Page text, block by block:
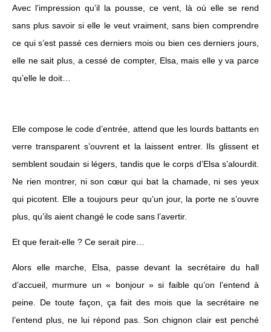
Avec l’impression qu’il la pousse, ce vent, là où elle se rend
sans plus savoir si elle le veut vraiment, sans bien comprendre
ce qui s’est passé ces derniers mois ou bien ces derniers jours,
elle ne sait plus, a cessé de compter, Elsa, mais elle y va parce
qu’elle le doit…
Elle compose le code d’entrée, attend que les lourds battants en
verre transparent s’ouvrent et la laissent entrer. Ils glissent et
semblent soudain si légers, tandis que le corps d’Elsa s’alourdit.
Ne rien montrer, ni son cœur qui bat la chamade, ni ses yeux
qui picotent. Elle a toujours peur qu’un jour, la porte ne s’ouvre
plus, qu’ils aient changé le code sans l’avertir.
Et que ferait-elle ? Ce serait pire…
Alors elle marche, Elsa, passe devant la secrétaire du hall
d’accueil, murmure un « bonjour » si faible qu’on l’entend à
peine. De toute façon, ça fait des mois que la secrétaire ne
l’entend plus, ne lui répond pas. Son chignon clair est penché